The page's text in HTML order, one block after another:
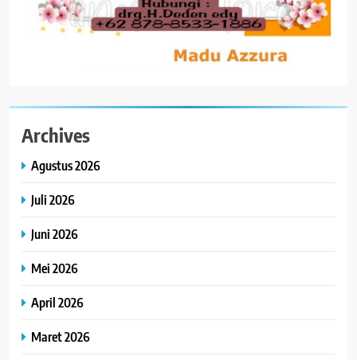
Archives
Agustus 2026
Juli 2026
Juni 2026
Mei 2026
April 2026
Maret 2026